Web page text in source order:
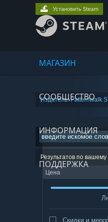
МАГАЗИН
СООБЩЕСТВО
ИНФОРМАЦИЯ
ПОДДЕРЖКА
Установить Steam
Издатель: Patternwalk
Результатов по
Цена
Скидки и